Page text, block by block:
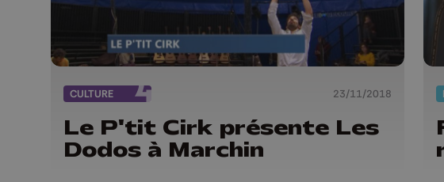
CULTURE 23/11/2018
Le P'tit Cirk présente Les
Dodos à Marchin